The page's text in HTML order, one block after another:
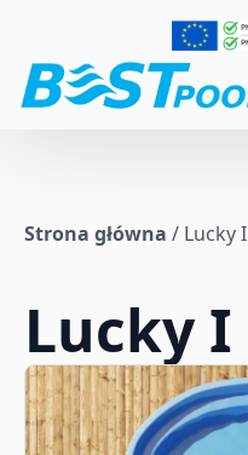
Strona główna / Lucky I
Lucky I